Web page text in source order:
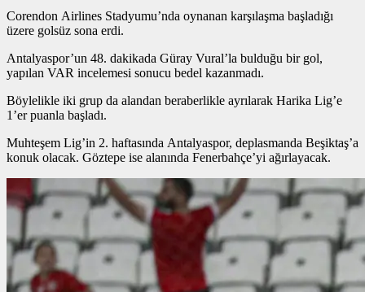
Corendon Airlines Stadyumu’nda oynanan karşılaşma başladığı
üzere golsüz sona erdi.
Antalyaspor’un 48. dakikada Güray Vural’la bulduğu bir gol,
yapılan VAR incelemesi sonucu bedel kazanmadı.
Böylelikle iki grup da alandan beraberlikle ayrılarak Harika Lig’e
1’er puanla başladı.
Muhteşem Lig’in 2. haftasında Antalyaspor, deplasmanda Beşiktaş’a
konuk olacak. Göztepe ise alanında Fenerbahçe’yi ağırlayacak.